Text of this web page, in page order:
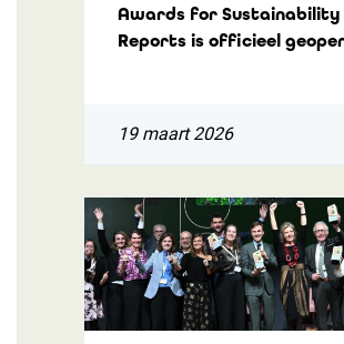
Awards for Sustainability
Reports is officieel
19 maart 2026